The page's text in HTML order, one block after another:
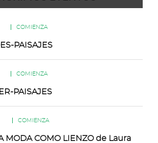
COMIENZA
PAISAJES
COMIENZA
PAISAJES
COMIENZA
MODA COMO LIENZO de Laura